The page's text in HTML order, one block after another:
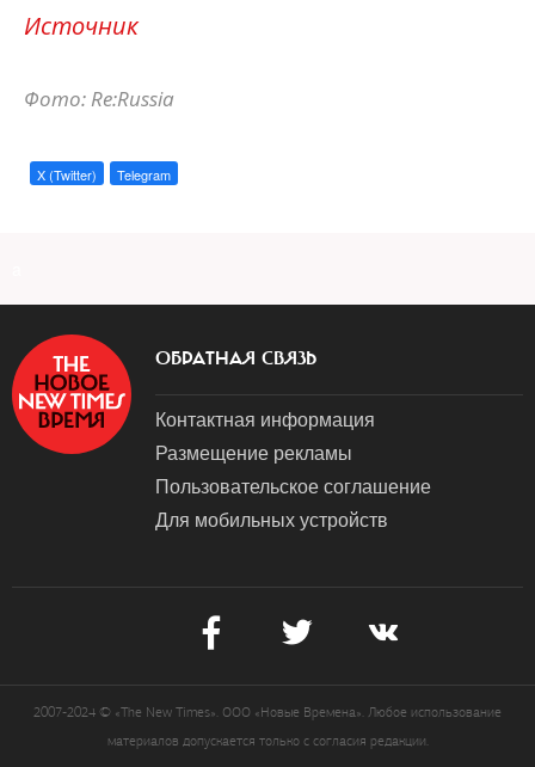
Источник
Фото: Re:Russia
X (Twitter) Telegram
ОБРАТНАЯ СВЯЗЬ
Контактная информация
Размещение рекламы
Пользовательское соглашение
Для мобильных устройств
2007-2024 © «The New Times». ООО «Новые Времена». Любое использование
материалов допускается только с согласия редакции.